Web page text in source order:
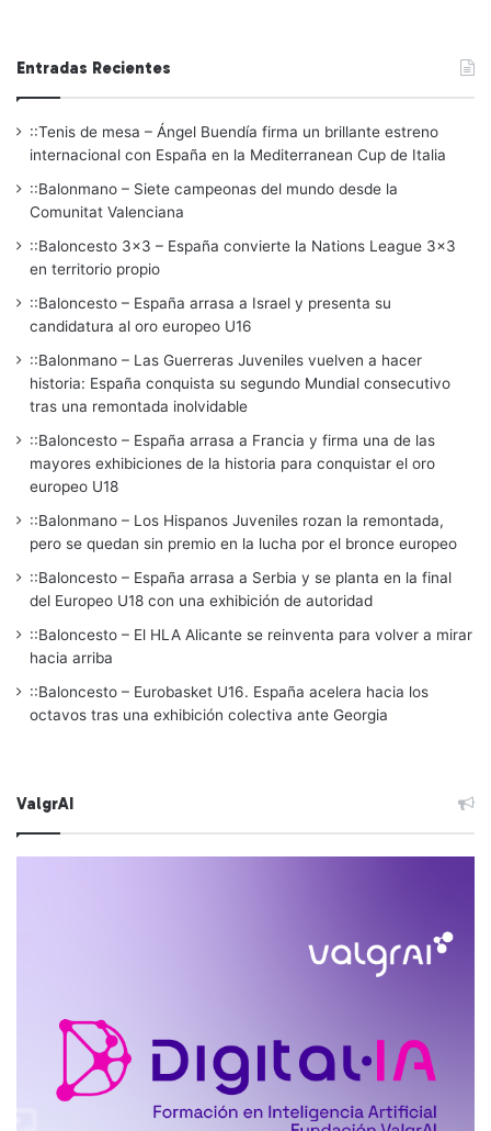
Entradas Recientes
::Tenis de mesa – Ángel Buendía firma un brillante estreno
internacional con España en la Mediterranean Cup de Italia
::Balonmano – Siete campeonas del mundo desde la
Comunitat Valenciana
::Baloncesto 3×3 – España convierte la Nations League 3×3
en territorio propio
::Baloncesto – España arrasa a Israel y presenta su
candidatura al oro europeo U16
::Balonmano – Las Guerreras Juveniles vuelven a hacer
historia: España conquista su segundo Mundial consecutivo
tras una remontada inolvidable
::Baloncesto – España arrasa a Francia y firma una de las
mayores exhibiciones de la historia para conquistar el oro
europeo U18
::Balonmano – Los Hispanos Juveniles rozan la remontada,
pero se quedan sin premio en la lucha por el bronce europeo
::Baloncesto – España arrasa a Serbia y se planta en la final
del Europeo U18 con una exhibición de autoridad
::Baloncesto – El HLA Alicante se reinventa para volver a mirar
hacia arriba
::Baloncesto – Eurobasket U16. España acelera hacia los
octavos tras una exhibición colectiva ante Georgia
ValgrAI